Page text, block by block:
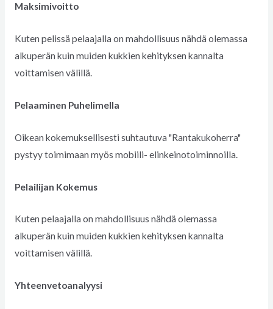
Maksimivoitto
Kuten pelissä pelaajalla on mahdollisuus nähdä olemassa
alkuperän kuin muiden kukkien kehityksen kannalta
voittamisen välillä.
Pelaaminen Puhelimella
Oikean kokemuksellisesti suhtautuva "Rantakukoherra"
pystyy toimimaan myös mobiili- elinkeinotoiminnoilla.
Pelailijan Kokemus
Kuten pelaajalla on mahdollisuus nähdä olemassa
alkuperän kuin muiden kukkien kehityksen kannalta
voittamisen välillä.
Yhteenvetoanalyysi